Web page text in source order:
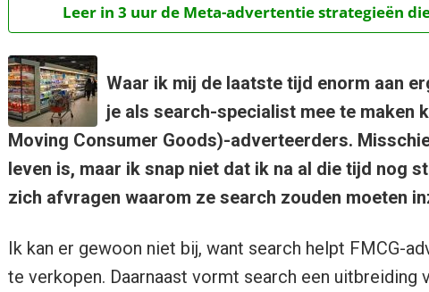
Leer in 3 uur de Meta-advertentie strategieën
Waar ik mij de laatste tijd enorm aan
je als search-specialist mee te maken
Moving Consumer Goods)-adverteerders.
leven is, maar ik snap niet dat ik na al die tijd nog
zich afvragen waarom ze search zouden moeten
Ik kan er gewoon niet bij, want search helpt FMCG-
te verkopen. Daarnaast vormt search een uitbreiding